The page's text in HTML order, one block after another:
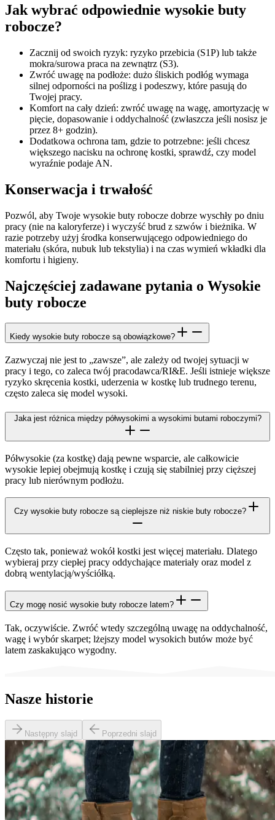
Jak wybrać odpowiednie wysokie buty
robocze?
Zacznij od swoich ryzyk: ryzyko przebicia (S1P) lub także
mokra/surowa praca na zewnątrz (S3).
Zwróć uwagę na podłoże: dużo śliskich podłóg wymaga
silnej odporności na poślizg i podeszwy, które pasują do
Twojej pracy.
Komfort na cały dzień: zwróć uwagę na wagę, amortyzację w
pięcie, dopasowanie i oddychalność (zwłaszcza jeśli nosisz je
przez 8+ godzin).
Dodatkowa ochrona tam, gdzie to potrzebne: jeśli chcesz
większego nacisku na ochronę kostki, sprawdź, czy model
wyraźnie podaje AN.
Konserwacja i trwałość
Pozwól, aby Twoje wysokie buty robocze dobrze wyschły po dniu
pracy (nie na kaloryferze) i wyczyść brud z szwów i bieżnika. W
razie potrzeby użyj środka konserwującego odpowiedniego do
materiału (skóra, nubuk lub tekstylia) i na czas wymień wkładki dla
komfortu i higieny.
Najczęściej zadawane pytania o Wysokie
buty robocze
Kiedy wysokie buty robocze są obowiązkowe?
Zazwyczaj nie jest to „zawsze”, ale zależy od twojej sytuacji w
pracy i tego, co zaleca twój pracodawca/RI&E. Jeśli istnieje większe
ryzyko skręcenia kostki, uderzenia w kostkę lub trudnego terenu,
często zaleca się model wysoki.
Jaka jest różnica między półwysokimi a wysokimi butami roboczymi?
Półwysokie (za kostkę) dają pewne wsparcie, ale całkowicie
wysokie lepiej obejmują kostkę i czują się stabilniej przy cięższej
pracy lub nierównym podłożu.
Czy wysokie buty robocze są cieplejsze niż niskie buty robocze?
Często tak, ponieważ wokół kostki jest więcej materiału. Dlatego
wybieraj przy ciepłej pracy oddychające materiały oraz model z
dobrą wentylacją/wyściółką.
Czy mogę nosić wysokie buty robocze latem?
Tak, oczywiście. Zwróć wtedy szczególną uwagę na oddychalność,
wagę i wybór skarpet; lżejszy model wysokich butów może być
latem zaskakująco wygodny.
Nasze historie
Następny slajd Poprzedni slajd